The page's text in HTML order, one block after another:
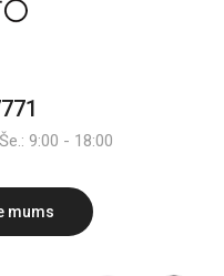
9:00 - 18:00
mums